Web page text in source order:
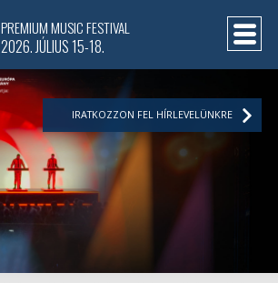
PREMIUM MUSIC FESTIVAL
2026. JÚLIUS 15-18.
IRATKOZZON FEL HÍRLEVELÜNKRE